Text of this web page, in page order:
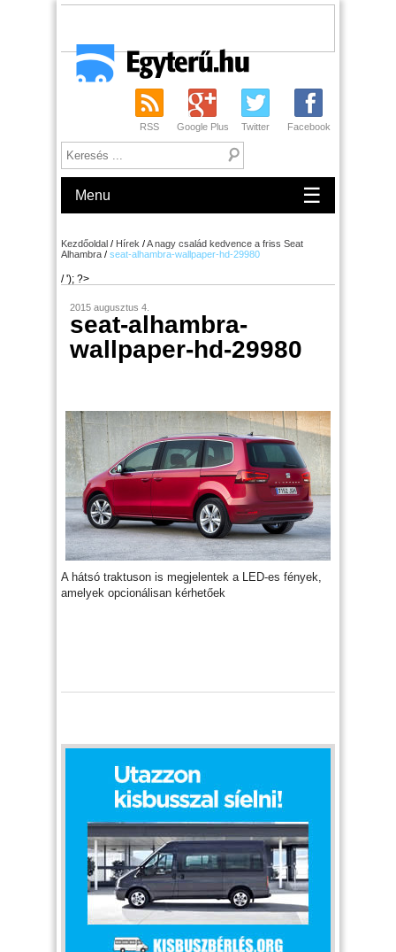
RSS Google Plus Twitter Facebook
Menu ☰
Kezdőoldal / Hírek /A nagy család kedvence a friss Seat
Alhambra / seat-alhambra-wallpaper-hd-29980
/ '); ?>
2015 augusztus 4.
seat-alhambra-
wallpaper-hd-29980
A hátsó traktuson is megjelentek a LED-es fények,
amelyek opcionálisan kérhetőek